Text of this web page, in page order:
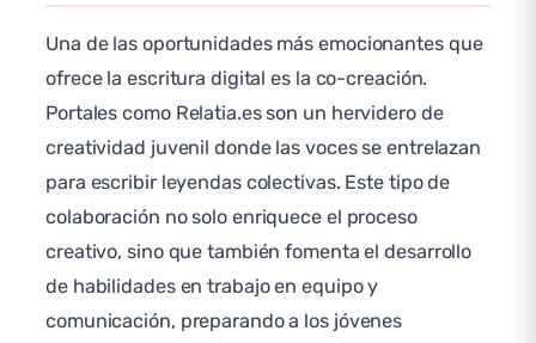
Una de las oportunidades más emocionantes que
ofrece la escritura digital es la co-creación.
Portales como Relatia.es son un hervidero de
creatividad juvenil donde las voces se entrelazan
para escribir leyendas colectivas. Este tipo de
colaboración no solo enriquece el proceso
creativo, sino que también fomenta el desarrollo
de habilidades en trabajo en equipo y
comunicación, preparando a los jóvenes